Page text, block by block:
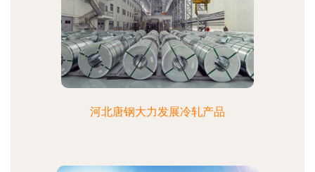
河北唐钢大力发展冷轧产品